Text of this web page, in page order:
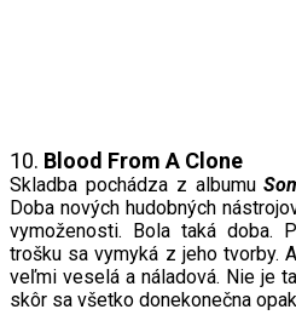
10. Blood From A Clone
Skladba pochádza z albumu
Doba nových hudobných
vymoženosti. Bola taká doba.
trošku sa vymyká z jeho tvorby.
veľmi veselá a náladová. Nie je
skôr sa všetko donekonečna